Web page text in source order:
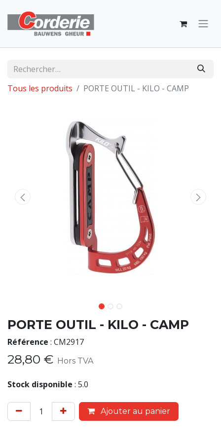
Tous les produits PORTE OUTIL - KILO - CAMP
PORTE OUTIL - KILO - CAMP
Référence : CM2917
28,80 € Hors TVA
Stock disponible : 5.0
Ajouter au panier